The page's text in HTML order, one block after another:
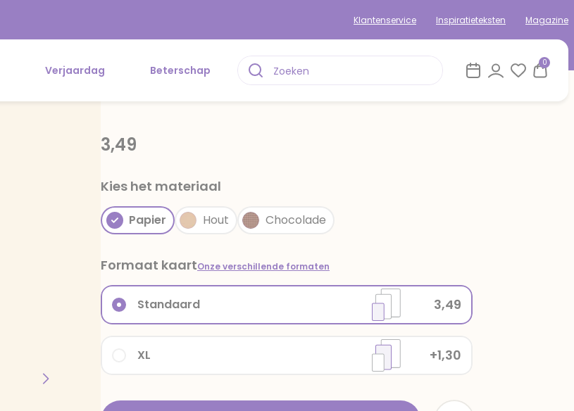
Klantenservice Inspiratieteksten Magazine
Verjaardag Beterschap
0
3,49
Kies het materiaal
Papier Hout Chocolade
Formaat kaartOnze verschillende formaten
XL +1,30
Standaard 3,49